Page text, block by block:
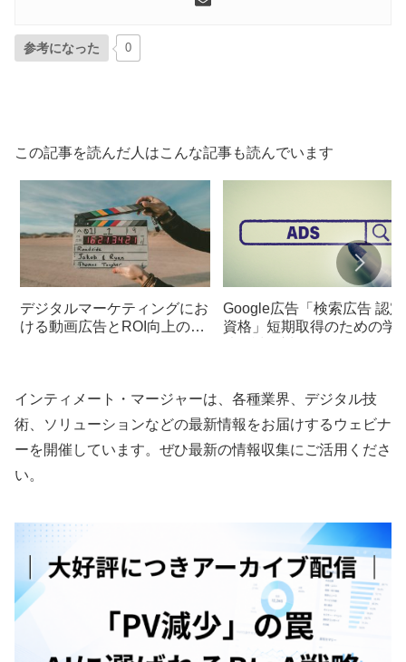
参考になった 0
この記事を読んだ人はこんな記事も読んでいます
デジタルマーケティングにお
ける動画広告とROI向上のス
Google広告「検索広告 認定
資格」短期取得のための学
インティメート・マージャーは、各種業界、デジタル技
術、ソリューションなどの最新情報をお届けするウェビナ
ーを開催しています。ぜひ最新の情報収集にご活用くださ
い。